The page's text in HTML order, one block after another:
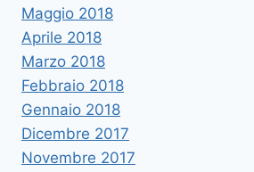
Maggio 2018
Aprile 2018
Marzo 2018
Febbraio 2018
Gennaio 2018
Dicembre 2017
Novembre 2017